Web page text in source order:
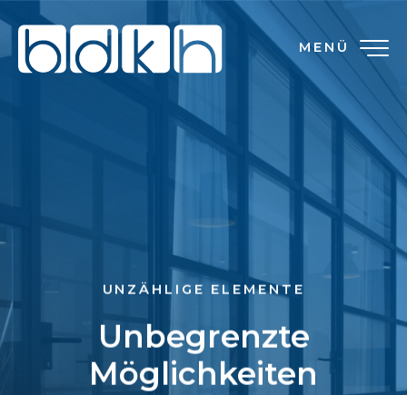
MENÜ
UNZÄHLIGE ELEMENTE
Unbegrenzte
Möglichkeiten